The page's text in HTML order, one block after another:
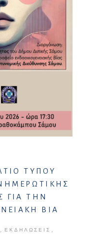
ΤΥΠΟΥ
ΓΙΑ ΤΗΝ
ΒΙΑ
, ΕΚΔΗΛΏΣΕΙΣ ,